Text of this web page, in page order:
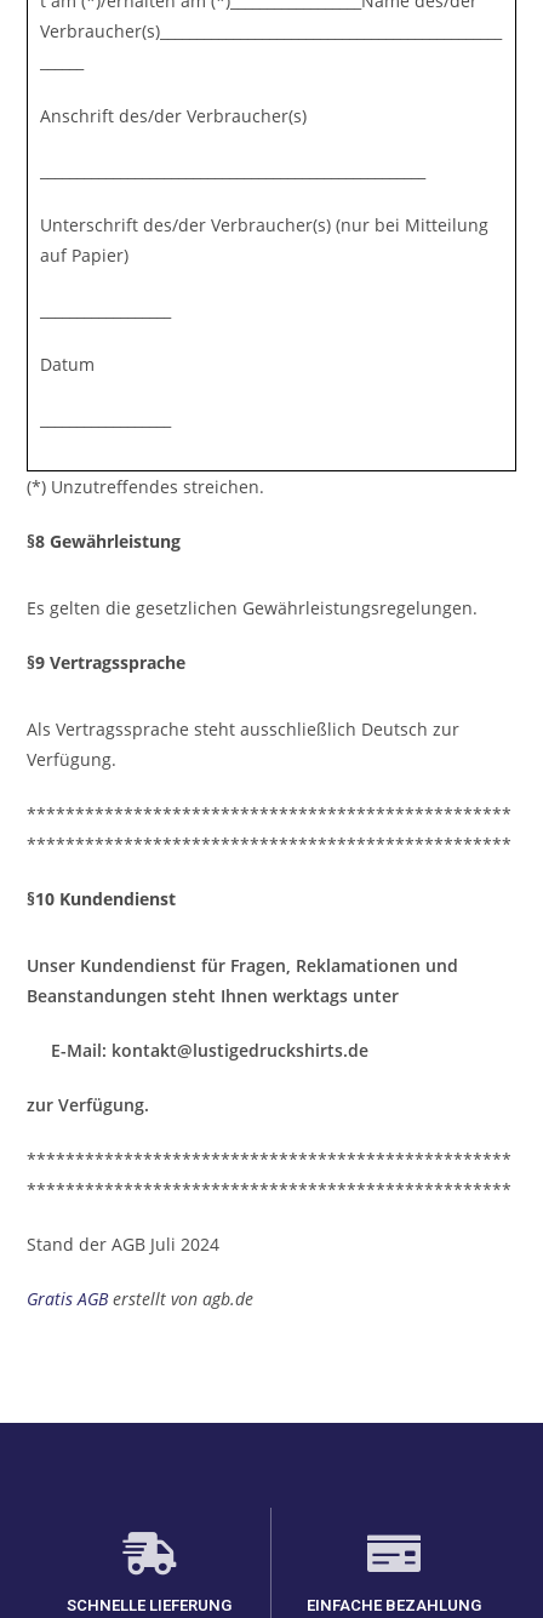
Verbraucher(s)_______________________________________________
Anschrift des/der Verbraucher(s)
Unterschrift des/der Verbraucher(s) (nur bei Mitteilung
auf Papier)
Datum
(*) Unzutreffendes streichen.
§8 Gewährleistung
Es gelten die gesetzlichen Gewährleistungsregelungen.
§9 Vertragssprache
Als Vertragssprache steht ausschließlich Deutsch zur
Verfügung.
**************************************************
**************************************************
§10 Kundendienst
Unser Kundendienst für Fragen, Reklamationen und
Beanstandungen steht Ihnen werktags unter
E-Mail: kontakt@lustigedruckshirts.de
zur Verfügung.
**************************************************
**************************************************
Stand der AGB Juli 2024
Gratis AGBerstellt von agb.de
SCHNELLE LIEFERUNG EINFACHE BEZAHLUNG